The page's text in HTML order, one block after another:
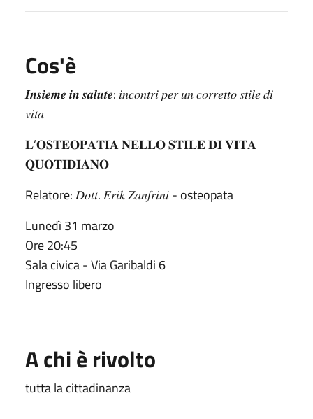
Cos'è
𝑰𝒏𝒔𝒊𝒆𝒎𝒆 𝒊𝒏 𝒔𝒂𝒍𝒖𝒕𝒆: 𝑖𝑛𝑐𝑜𝑛𝑡𝑟𝑖 𝑝𝑒𝑟 𝑢𝑛 𝑐𝑜𝑟𝑟𝑒𝑡𝑡𝑜 𝑠𝑡𝑖𝑙𝑒 𝑑𝑖
𝑣𝑖𝑡𝑎
𝐋’𝐎𝐒𝐓𝐄𝐎𝐏𝐀𝐓𝐈𝐀 𝐍𝐄𝐋𝐋𝐎 𝐒𝐓𝐈𝐋𝐄 𝐃𝐈 𝐕𝐈𝐓𝐀
𝐐𝐔𝐎𝐓𝐈𝐃𝐈𝐀𝐍𝐎
Relatore: 𝐷𝑜𝑡𝑡. 𝐸𝑟𝑖𝑘 𝑍𝑎𝑛𝑓𝑟𝑖𝑛𝑖 - osteopata
Lunedì 31 marzo
Ore 20:45
Sala civica - Via Garibaldi 6
Ingresso libero
A chi è rivolto
tutta la cittadinanza